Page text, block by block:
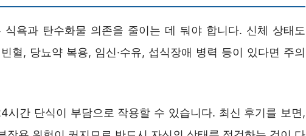
식욕과 탄수화물 의존을 줄이는 데 둬야 합니다. 신체 상태도
혈, 당뇨약 복용, 임신·수유, 섭식장애 병력 등이 있다면 주의
시간 단식이 부담으로 작용할 수 있습니다. 최신 후기를 보면,